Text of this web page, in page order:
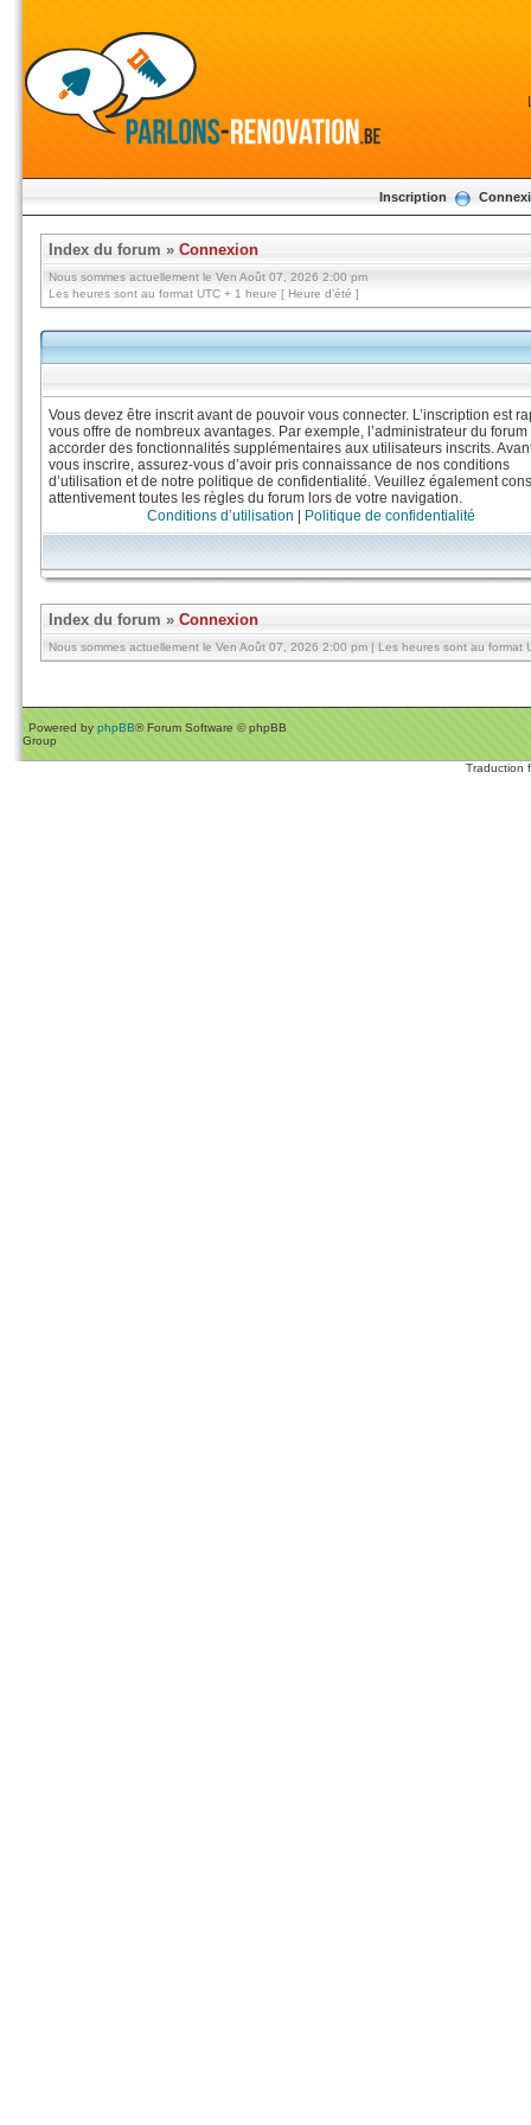
Inscription
Index du forum » Connexion
Nous sommes actuellement le Ven Août 07, 2026 2:00 pm
Les heures sont au format UTC + 1 heure [ Heure d’été ]
Vous devez être inscrit avant de pouvoir vous connecter. L’inscription est
vous offre de nombreux avantages. Par exemple, l’administrateur du forum
accorder des fonctionnalités supplémentaires aux utilisateurs inscrits.
vous inscrire, assurez-vous d’avoir pris connaissance de nos conditions
d’utilisation et de notre politique de confidentialité. Veuillez également
attentivement toutes les règles du forum lors de votre navigation.
Conditions d’utilisation
Politique de confidentialité
Index du forum » Connexion
Nous sommes actuellement le Ven Août 07, 2026 2:00 pm | Les heures sont au format
Powered by phpBB® Forum Software © phpBB
Group
Traduction